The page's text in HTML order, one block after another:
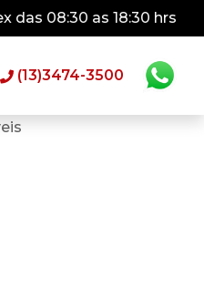
das 08:30 as 18:30 hrs
(13)3474-3500